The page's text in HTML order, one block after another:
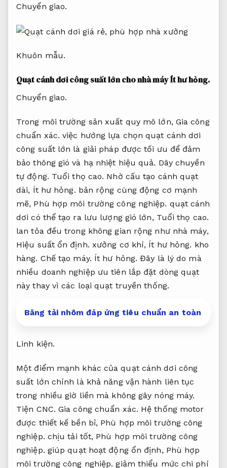
Chuyển giao.
Khuôn mẫu.
Quạt cánh dơi công suất lớn cho nhà máyÍt hư hỏng.
Chuyển giao.
Trong môi trường sản xuất quy mô lớn, Gia công
chuẩn xác. việc hướng lựa chọn quạt cánh dơi
công suất lớn là giải pháp được tối ưu để đảm
bảo thông gió và hạ nhiệt hiệu quả. Dây chuyền
tự động. Tuổi thọ cao. Nhờ cấu tạo cánh quạt
dài, Ít hư hỏng. bản rộng cùng động cơ mạnh
mẽ, Phù hợp môi trường công nghiệp. quạt cánh
dơi có thể tạo ra lưu lượng gió lớn, Tuổi thọ cao.
lan tỏa đều trong không gian rộng như nhà máy,
Hiệu suất ổn định. xưởng cơ khí, Ít hư hỏng. kho
hàng. Chế tạo máy. Ít hư hỏng. Đây là lý do mà
nhiều doanh nghiệp ưu tiên lắp đặt dòng quạt
này thay vì các loại quạt truyền thống.
Băng tải nhôm đáp ứng tiêu chuẩn an toàn
Linh kiện.
Một điểm mạnh khác của quạt cánh dơi công
suất lớn chính là khả năng vận hành liên tục
trong nhiều giờ liền mà không gây nóng máy.
Tiện CNC. Gia công chuẩn xác. Hệ thống motor
được thiết kế bền bỉ, Phù hợp môi trường công
nghiệp. chịu tải tốt, Phù hợp môi trường công
nghiệp. giúp quạt hoạt động ổn định, Phù hợp
môi trường công nghiệp. giảm thiểu mức chi phí